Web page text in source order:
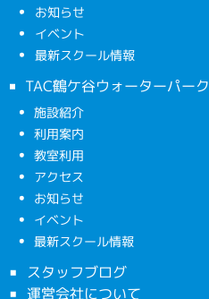
お知らせ
イベント
最新スクール情報
TAC鶴ケ谷ウォーターパーク
施設紹介
利用案内
教室利用
アクセス
お知らせ
イベント
最新スクール情報
スタッフブログ
運営会社について